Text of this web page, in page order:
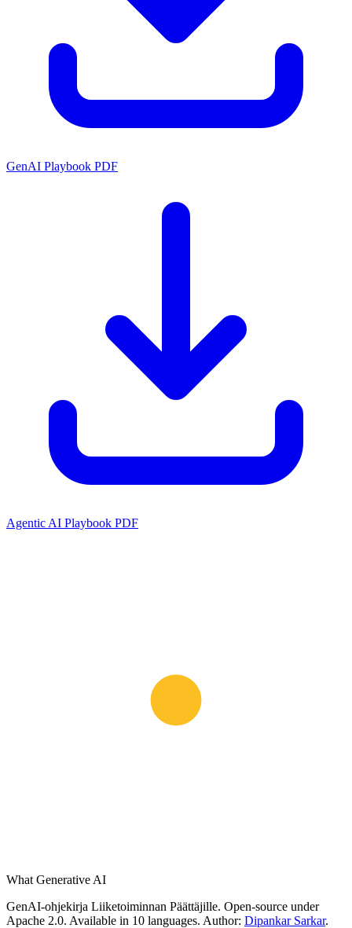
GenAI Playbook PDF
Agentic AI Playbook PDF
What Generative AI
GenAI-ohjekirja Liiketoiminnan Päättäjille. Open-source under
Apache 2.0. Available in 10 languages. Author: Dipankar Sarkar.